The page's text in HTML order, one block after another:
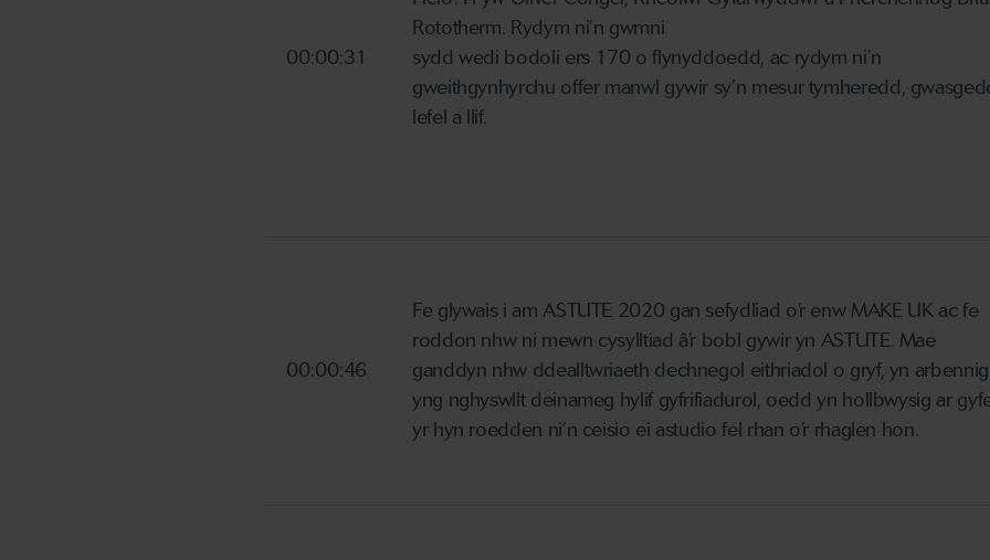
00:00:31
Rototherm. Rydym ni’n gwmni
sydd wedi bodoli ers 170 o flynyddoedd, ac rydym ni’n
gweithgynhyrchu offer manwl gywir sy’n mesur tymheredd,
lefel a llif.
00:00:46
Fe glywais i am ASTUTE 2020 gan sefydliad o’r enw MAKE UK ac fe
roddon nhw ni mewn cysylltiad â’r bobl gywir yn ASTUTE. Mae
ganddyn nhw ddealltwriaeth dechnegol eithriadol o gryf, yn arbennig
yng nghyswllt deinameg hylif gyfrifiadurol, oedd yn hollbwysig ar
yr hyn roedden ni’n ceisio ei astudio fel rhan o’r rhaglen hon.